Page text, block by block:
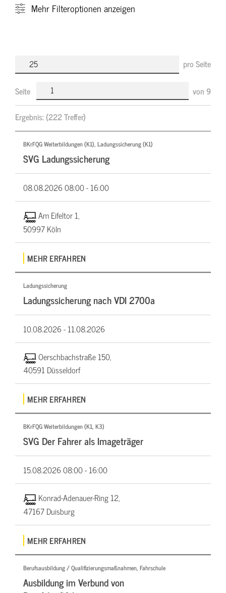
Mehr Filteroptionen anzeigen
pro Seite
Seite von 9
Ergebnis:(222 Treffer)
BKrFQG Weiterbildungen (K1), Ladungssicherung (K1)
SVG Ladungssicherung
08.08.202608:00 - 16:00
Am Eifeltor 1,
50997 Köln
MEHR ERFAHREN
Ladungssicherung
Ladungssicherung nach VDI 2700a
10.08.2026 -11.08.2026
Oerschbachstraße 150,
40591 Düsseldorf
MEHR ERFAHREN
BKrFQG Weiterbildungen (K1, K3)
SVG Der Fahrer als Imageträger
15.08.202608:00 - 16:00
Konrad-Adenauer-Ring 12,
47167 Duisburg
MEHR ERFAHREN
Berufsausbildung / Qualifizierungsmaßnahmen, Fahrschule
Ausbildung im Verbund von